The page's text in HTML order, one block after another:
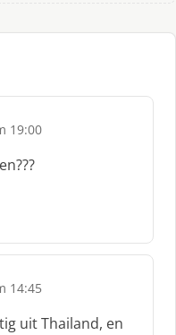
19:00
14:45
uit Thailand, en